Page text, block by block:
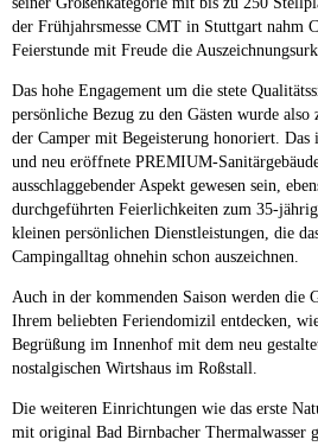
der Frühjahrsmesse CMT in Stuttgart nahm
Feierstunde mit Freude die
Das hohe Engagement um die stete
persönliche Bezug zu den Gästen wurde
der Camper mit Begeisterung honoriert.
und neu eröffnete PREMIUM-
ausschlaggebender Aspekt gewesen sein,
durchgeführten Feierlichkeiten zum 35-
kleinen persönlichen Dienstleistungen, die
Campingalltag ohnehin schon auszeichnen.
Auch in der kommenden Saison werden die
Ihrem beliebten Feriendomizil entdecken,
Begrüßung im Innenhof mit dem neu
nostalgischen Wirtshaus im Roßstall.
Die weiteren Einrichtungen wie das erste
mit original Bad Birnbacher Thermalwasser